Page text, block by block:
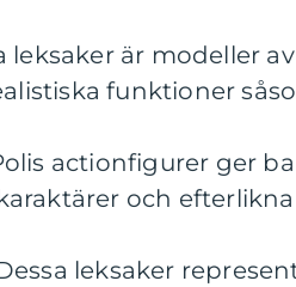
leksaker är modeller
funktioner
actionfigurer ger
och
leksaker